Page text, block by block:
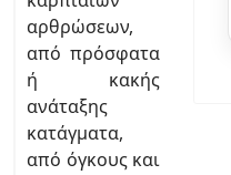
αρθρώσεων,
από πρόσφατα
ή κακής
ανάταξης
κατάγματα,
από όγκους και